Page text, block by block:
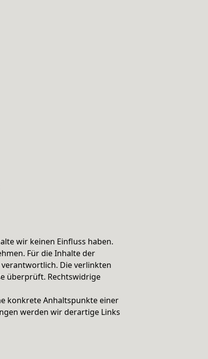
wir keinen Einfluss haben.
Für die Inhalte der
Die verlinkten
überprüft. Rechtswidrige
konkrete Anhaltspunkte einer
werden wir derartige Links